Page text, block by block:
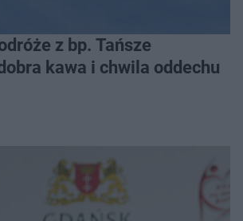
z bp. Tańsze
kawa i chwila oddechu